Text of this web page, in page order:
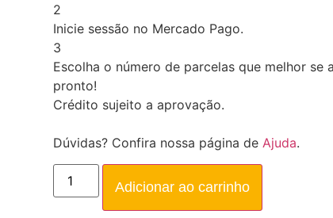
2
Inicie sessão no Mercado Pago.
3
Escolha o número de parcelas que melhor se
pronto!
Crédito sujeito a aprovação.
Dúvidas? Confira nossa página de Ajuda.
Adicionar ao carrinho